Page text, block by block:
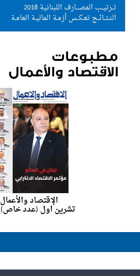
تــرتيــب المصـــارف اللبنانية 2018
النـتــائــج تعـكــس أزمـة الماليـة العامـة
مطبوعات
الاقتصاد والأعمال
الإقتصاد والأعمال
تشرين اول (عدد خاص) 2025